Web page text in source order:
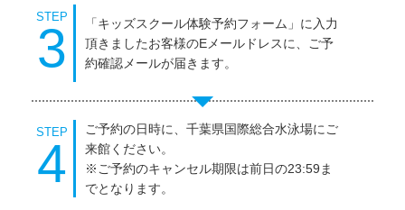
STEP
3
「キッズスクール体験予約フォーム」に入力
頂きましたお客様のEメールドレスに、ご予
約確認メールが届きます。
STEP
4
ご予約の日時に、千葉県国際総合水泳場にご
来館ください。
※ご予約のキャンセル期限は前日の23:59ま
でとなります。